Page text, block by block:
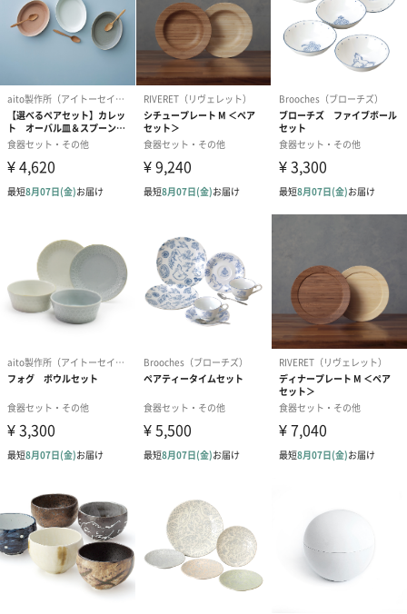
ストウブの鍋と合わせてもテーブルコーディネートできるのはも
ちろん、他の食器とも相性の良いカラーが特徴です。
電子レンジ対応
電子レンジにも対応しているので、冷めてしまったドリンクの温
め直しも簡単。ゲストのおもてなしはもちろん、普段使いとして
も重宝します。テレワークされている方にもおすすめです。主張
しすぎないカラーで、今お使いいただいている食器との相性も気
にすることなくギフトとして贈ることができます。
「Staub」のシンボルマークになっているコウノトリは、
「Staub」の生まれたフランス・アルザス地方の象徴の鳥とされ
ています。
はじめヨーロッパの多くのレストランで使用され、その品質から
星付き有名レストランのシェフたちを魅了してきた。
その魅力は厨房を飛び出し、料理からスタイリングまで多くの分
野の人々をも魅了し続けている。